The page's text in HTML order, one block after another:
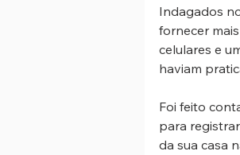
Indagados
fornecer
celulares e
haviam
Foi feito
para
da sua casa